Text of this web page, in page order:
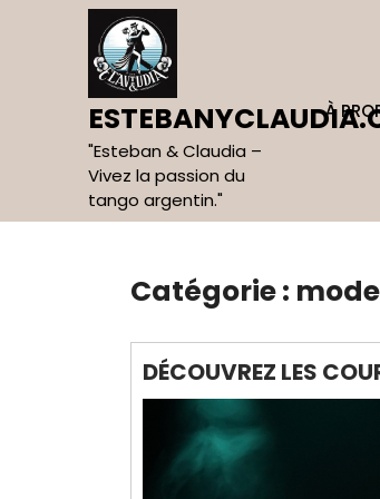
"Esteban & Claudia –
Vivez la passion du
tango argentin."
À
Catégorie :
DÉCOUVREZ LES